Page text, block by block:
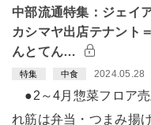
中部流通特集：ジェイ
カシマヤ出店テナント
んとてん…
特集 中食 2024.05.28
●2～4月惣菜フロア
れ筋は弁当・つまみ